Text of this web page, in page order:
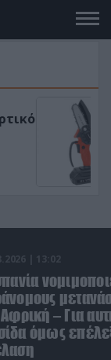
σου με το
με
| 13:02
– Για
όμως